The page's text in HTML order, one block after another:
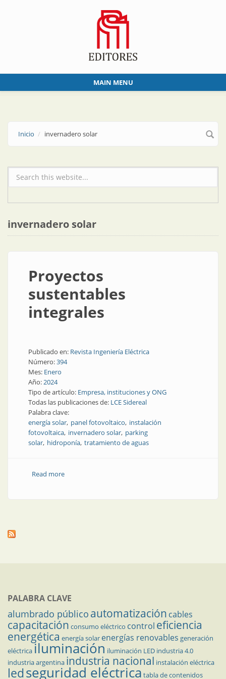
MAIN MENU
Inicio invernadero solar
Formulario de búsqueda
invernadero solar
Proyectos
sustentables
integrales
Publicado en: Revista Ingeniería Eléctrica
Número:394
Mes: Enero
Año:2024
Tipo de artículo: Empresa, instituciones y ONG
Todas las publicaciones de: LCE Sidereal
Palabra clave:
energía solar panel fotovoltaico instalación
fotovoltaica invernadero solar parking
solar hidroponía tratamiento de aguas
Read moreabout Proyectos sustentables integrales
PALABRA CLAVE
alumbrado público automatización cables
capacitación consumo eléctrico control eficiencia
energética energía solar energías renovables generación
eléctricailuminación iluminación LED industria 4.0
industria argentina industria nacional instalación eléctrica
ledseguridad eléctrica tabla de contenidos